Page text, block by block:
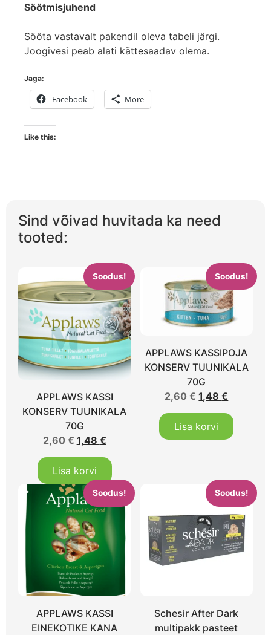
Söötmisjuhend
Sööta vastavalt pakendil oleva tabeli järgi.
Joogivesi peab alati kättesaadav olema.
Jaga:
Facebook More
Like this:
Sind võivad huvitada ka need
tooted:
Soodus!
APPLAWS KASSI
KONSERV TUUNIKALA
70G
2,60€ 1,48 €
Lisa korvi
Soodus!
APPLAWS KASSIPOJA
KONSERV TUUNIKALA
70G
2,60€ 1,48€
Lisa korvi
Soodus!
APPLAWS KASSI
EINEKOTIKE KANA
Soodus!
Schesir After Dark
multipakk pasteet